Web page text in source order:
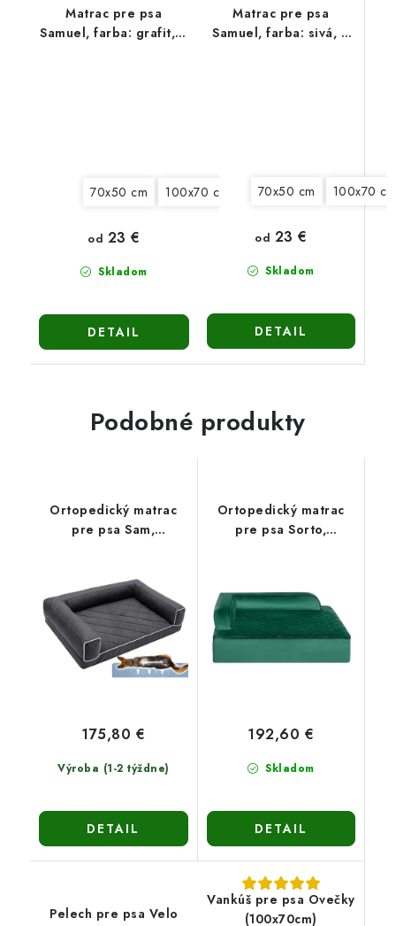
Matrac pre psa
Samuel, farba: grafit, 4
70x50 cm 100x70 cm 130x90 cm 150x100
Skladom
od 23 €
DETAIL
Matrac pre psa
Samuel, farba: sivá, 4
70x50 cm 100x70 cm
Skladom
od 23 €
DETAIL
Podobné produkty
Ortopedický matrac
pre psa Sam,
Výroba (1-2 týždne)
175,80 €
DETAIL
Ortopedický matrac
pre psa Sorto,
Skladom
192,60 €
DETAIL
Pelech pre psa Velo
Vankúš pre psa Ovečky
(100x70cm)